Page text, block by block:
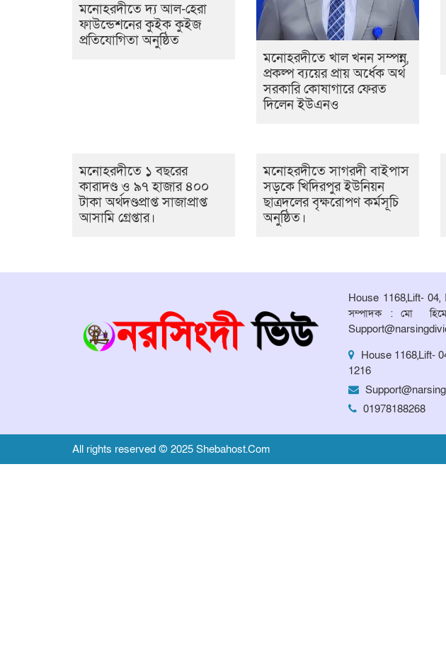
মনোহরদীতে দ্য আল-হেরা
ফাউন্ডেশনের কুইক কুইজ
প্রতিযোগিতা অনুষ্ঠিত
মনোহরদীতে খাল খনন সম্পন্ন,
প্রকল্প ব্যয়ের প্রায় অর্ধেক অর্থ
সরকারি কোষাগারে ফেরত
দিলেন ইউএনও
মনোহরদীতে ১ বছরের
কারাদণ্ড ও ৯৭ হাজার ৪০০
টাকা অর্থদণ্ডপ্রাপ্ত সাজাপ্রাপ্ত
আসামি গ্রেপ্তার।
মনোহরদীতে সাগরদী বাইপাস
সড়কে খিদিরপুর ইউনিয়ন
ছাত্রদলের বৃক্ষরোপণ কর্মসূচি
অনুষ্ঠিত।
House 1168,Lift-
সম্পাদক : মো
House 1168,Lift-
1216
01978188268
All rights reserved © 2025 Shebahost.Com